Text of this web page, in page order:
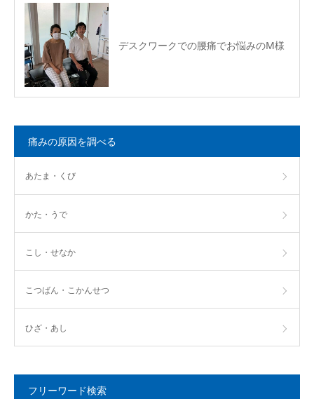
デスクワークでの腰痛でお悩みのM様
痛みの原因を調べる
あたま・くび
かた・うで
こし・せなか
こつばん・こかんせつ
ひざ・あし
フリーワード検索